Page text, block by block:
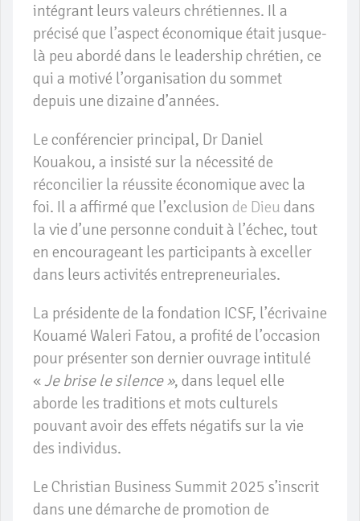
intégrant leurs valeurs chrétiennes. Il a
précisé que l’aspect économique était jusque-
là peu abordé dans le leadership chrétien, ce
qui a motivé l’organisation du sommet
depuis une dizaine d’années.
Le conférencier principal, Dr Daniel
Kouakou, a insisté sur la nécessité de
réconcilier la réussite économique avec la
foi. Il a affirmé que l’exclusion de Dieu dans
la vie d’une personne conduit à l’échec, tout
en encourageant les participants à exceller
dans leurs activités entrepreneuriales.
La présidente de la fondation ICSF, l’écrivaine
Kouamé Waleri Fatou, a profité de l’occasion
pour présenter son dernier ouvrage intitulé
«Je brise le silence », dans lequel elle
aborde les traditions et mots culturels
pouvant avoir des effets négatifs sur la vie
des individus.
Le Christian Business Summit 2025 s’inscrit
dans une démarche de promotion de